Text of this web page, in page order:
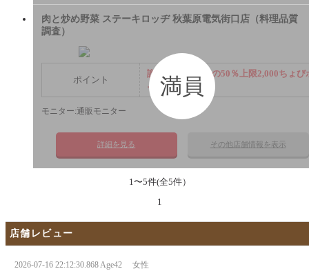
満員
肉と炒め野菜 ステーキロッヂ 秋葉原電気街口店（料理品質
調査）
ポイント
謝礼： 飲食代金の50％上限2,000ちょび
イント
モニター:通販モニター
詳細を見る その他店舗情報を表示
1〜5件(全5件）
1
店舗レビュー
2026-07-16 22:12:30.868 Age42 女性